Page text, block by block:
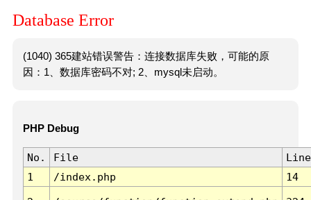
Database Error
(1040) 365建站错误警告：连接数据库失败，可能的原
因：1、数据库密码不对; 2、mysql未启动。
PHP Debug
No. File
Line
1
/index.php 14